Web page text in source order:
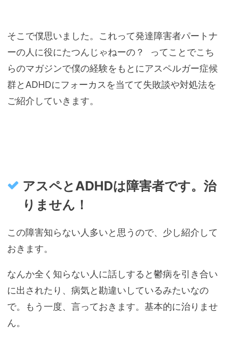
そこで僕思いました。これって発達障害者パートナ
ーの人に役にたつんじゃねーの？ ってことでこち
らのマガジンで僕の経験をもとにアスペルガー症候
群とADHDにフォーカスを当てて失敗談や対処法を
ご紹介していきます。
アスペとADHDは障害者です。治
りません！
この障害知らない人多いと思うので、少し紹介して
おきます。
なんか全く知らない人に話しすると鬱病を引き合い
に出されたり、病気と勘違いしているみたいなの
で。もう一度、言っておきます。基本的に治りませ
ん。